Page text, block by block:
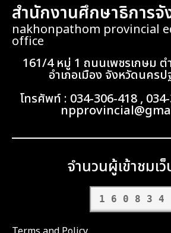
สำนักงานศึกษาธิการ
nakhonpathom provincial
office
161/4 หมู่ 1 ถนนเพชรเกษม ต
อำเภอเมือง จังหวัดนคร
โทรศัพท์ : 034-306-418 ,
จำนวนผู้เข้าชมเ
160834